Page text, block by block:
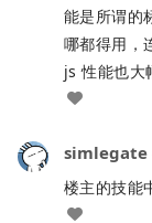
能是所谓的
哪都得用，
js 性能也大
simlegate
楼主的技能